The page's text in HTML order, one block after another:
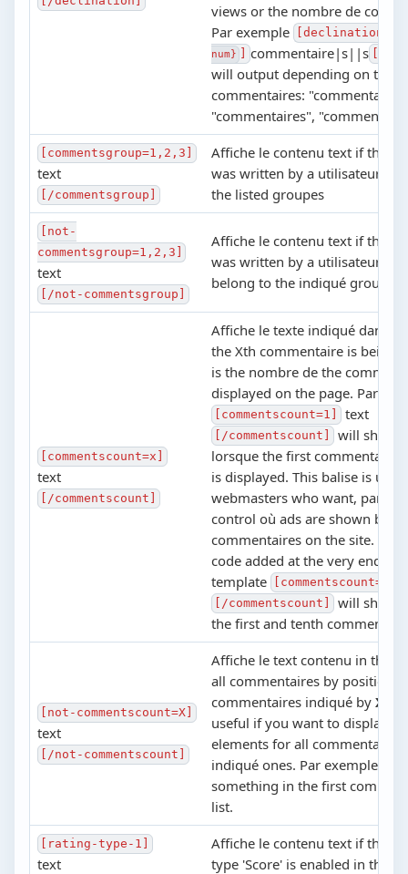
views or the nombre de
Par exemple
[declination=
num}
commentaire|s||s
will output depending on the
commentaires: "commentaire",
"commentaires",
[commentsgroup=1,2,3]
text
[/commentsgroup]
Affiche le contenu text if the
was written by a utilisateur
the listed groupes
[not-
commentsgroup=1,2,3]
text
[/not-commentsgroup]
Affiche le contenu text if the
was written by a utilisateur
belong to the indiqué groupes
[commentscount=x]
text
[/commentscount]
Affiche le texte indiqué dans
the Xth commentaire is being
is the nombre de the
displayed on the page. Par
[commentscount=1] text
[/commentscount]
will show
lorsque the first commentaire
is displayed. This balise is
webmasters who want, par
control où ads are shown
commentaires on the site. Par
code added at the very end of
template
[/commentscount]
will show
the first and tenth
[not-commentscount=X]
text
[/not-commentscount]
Affiche le text contenu in
all commentaires by position
commentaires indiqué by X
useful if you want to display
elements for all commentaires
indiqué ones. Par exemple, to
something in the first
list.
[rating-type-1]
text
Affiche le contenu text if the
type 'Score' is enabled in the